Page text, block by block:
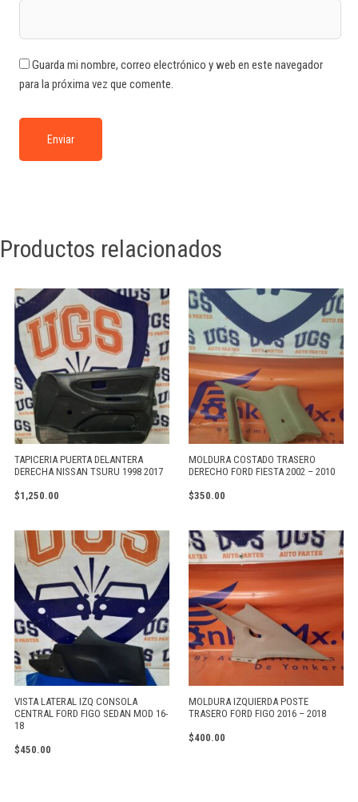
Guarda mi nombre, correo electrónico y web en este navegador
para la próxima vez que comente.
Productos relacionados
TAPICERIA PUERTA DELANTERA
DERECHA NISSAN TSURU 1998 2017
$1,250.00
MOLDURA COSTADO TRASERO
DERECHO FORD FIESTA 2002 – 2010
$350.00
VISTA LATERAL IZQ CONSOLA
CENTRAL FORD FIGO SEDAN MOD 16-
18
$450.00
MOLDURA IZQUIERDA POSTE
TRASERO FORD FIGO 2016 – 2018
$400.00